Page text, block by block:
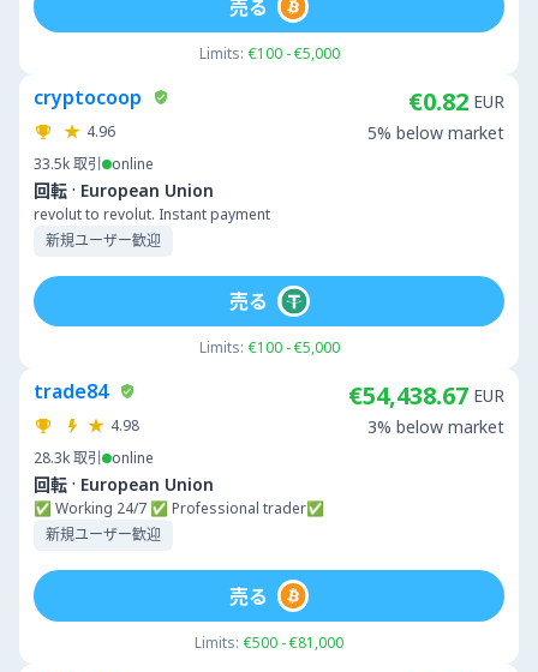
Limits: €100 - €5,000
売る
cryptocoop
4.96
33.5k取引 online
回転 · European Union
revolut to revolut. Instant payment
新規ユーザー歓迎
€0.82 EUR
5% below market
Limits: €100 - €5,000
売る
trade84
4.98
28.3k取引 online
回転 · European Union
✅ Working 24/7 ✅ Professional trader✅
新規ユーザー歓迎
€54,438.67 EUR
3% below market
Limits: €500 - €81,000
売る